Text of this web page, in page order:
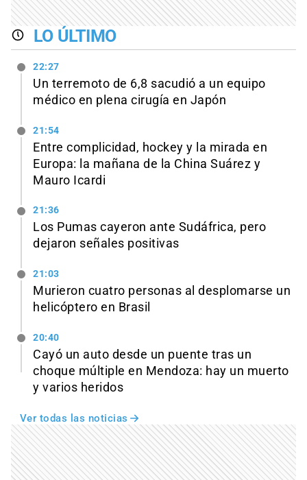
LO ÚLTIMO
22:27
Un terremoto de 6,8 sacudió a un equipo
médico en plena cirugía en Japón
21:54
Entre complicidad, hockey y la mirada en
Europa: la mañana de la China Suárez y
Mauro Icardi
21:36
Los Pumas cayeron ante Sudáfrica, pero
dejaron señales positivas
21:03
Murieron cuatro personas al desplomarse un
helicóptero en Brasil
20:40
Cayó un auto desde un puente tras un
choque múltiple en Mendoza: hay un muerto
y varios heridos
Ver todas las noticias